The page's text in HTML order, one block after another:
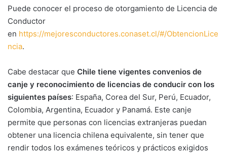
Puede conocer el proceso de otorgamiento de Licencia de
Conductor
en https://mejoresconductores.conaset.cl/#/ObtencionLice
ncia.
Cabe destacar que Chile tiene vigentes convenios de
canje y reconocimiento de licencias de conducir con los
siguientes países: España, Corea del Sur, Perú, Ecuador,
Colombia, Argentina, Ecuador y Panamá. Este canje
permite que personas con licencias extranjeras puedan
obtener una licencia chilena equivalente, sin tener que
rendir todos los exámenes teóricos y prácticos exigidos